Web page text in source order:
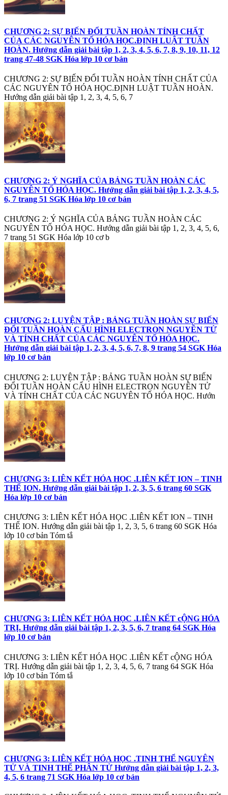
CHƯƠNG 2: SỰ BIẾN ĐỔI TUẦN HOÀN TÍNH CHẤT
CỦA CÁC NGUYÊN TỐ HÓA HỌC.ĐỊNH LUẬT TUẦN
HOÀN. Hướng dẫn giải bài tập 1, 2, 3, 4, 5, 6, 7, 8, 9, 10, 11, 12
trang 47-48 SGK Hóa lớp 10 cơ bản
CHƯƠNG 2: SỰ BIẾN ĐỔI TUẦN HOÀN TÍNH CHẤT CỦA
CÁC NGUYÊN TỐ HÓA HỌC.ĐỊNH LUẬT TUẦN HOÀN.
Hướng dẫn giải bài tập 1, 2, 3, 4, 5, 6, 7
CHƯƠNG 2: Ý NGHĨA CỦA BẢNG TUẦN HOÀN CÁC
NGUYÊN TỐ HÓA HỌC. Hướng dẫn giải bài tập 1, 2, 3, 4, 5,
6, 7 trang 51 SGK Hóa lớp 10 cơ bản
CHƯƠNG 2: Ý NGHĨA CỦA BẢNG TUẦN HOÀN CÁC
NGUYÊN TỐ HÓA HỌC. Hướng dẫn giải bài tập 1, 2, 3, 4, 5, 6,
7 trang 51 SGK Hóa lớp 10 cơ b
CHƯƠNG 2: LUYỆN TẬP : BẢNG TUẦN HOÀN SỰ BIẾN
ĐỔI TUẦN HOÀN CẤU HÌNH ELECTRON NGUYÊN TỬ
VÀ TÍNH CHẤT CỦA CÁC NGUYÊN TỐ HÓA HỌC.
Hướng dẫn giải bài tập 1, 2, 3, 4, 5, 6, 7, 8, 9 trang 54 SGK Hóa
lớp 10 cơ bản
CHƯƠNG 2: LUYỆN TẬP : BẢNG TUẦN HOÀN SỰ BIẾN
ĐỔI TUẦN HOÀN CẤU HÌNH ELECTRON NGUYÊN TỬ
VÀ TÍNH CHẤT CỦA CÁC NGUYÊN TỐ HÓA HỌC. Hướn
CHƯƠNG 3: LIÊN KẾT HÓA HỌC .LIÊN KẾT ION – TINH
THỂ ION. Hướng dẫn giải bài tập 1, 2, 3, 5, 6 trang 60 SGK
Hóa lớp 10 cơ bản
CHƯƠNG 3: LIÊN KẾT HÓA HỌC .LIÊN KẾT ION – TINH
THỂ ION. Hướng dẫn giải bài tập 1, 2, 3, 5, 6 trang 60 SGK Hóa
lớp 10 cơ bản Tóm tắ
CHƯƠNG 3: LIÊN KẾT HÓA HỌC .LIÊN KẾT cỘNG HÓA
TRỊ. Hướng dẫn giải bài tập 1, 2, 3, 5, 6, 7 trang 64 SGK Hóa
lớp 10 cơ bản
CHƯƠNG 3: LIÊN KẾT HÓA HỌC .LIÊN KẾT cỘNG HÓA
TRỊ. Hướng dẫn giải bài tập 1, 2, 3, 4, 5, 6, 7 trang 64 SGK Hóa
lớp 10 cơ bản Tóm tắ
CHƯƠNG 3: LIÊN KẾT HÓA HỌC .TINH THỂ NGUYÊN
TỬ VÀ TINH THỂ PHÂN TỬ Hướng dẫn giải bài tập 1, 2, 3,
4, 5, 6 trang 71 SGK Hóa lớp 10 cơ bản